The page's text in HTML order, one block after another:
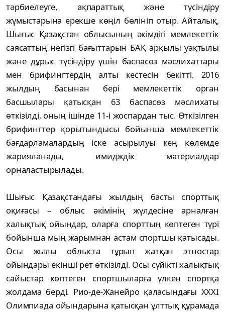
тәрбиелеуге, ақпараттық және түсіндіру
жұмыстарына ерекше көңіл бөлініп отыр. Айталық,
Шығыс Қазақстан облысының әкімдігі мемлекеттік
саясаттың негізгі бағыттарын БАҚ арқылы уақтылы
және дұрыс түсіндіру үшін баспасөз мәслихаттары
мен брифингтердің алты кестесін бекітті. 2016
жылдың басынан бері мемлекеттік орган
басшылары қатысқан 63 баспасөз мәслихаты
өткізілді, оның ішінде 11-і жоспардан тыс. Өткізілген
брифингтер қорытындысы бойынша мемлекеттік
бағдарламалардың іске асырылуы кең көлемде
жарияланады, имидждік материалдар
орналастырылады.
Шығыс Қазақстандағы жылдың басты спорттық
оқиғасы – облыс әкімінің жүлдесіне арналған
халықтық ойындар, оларға спорттың көптеген түрі
бойынша мың жарымнан астам спортшы қатысады.
Осы жылы облыста тұрып жатқан этностар
ойындары екінші рет өткізілді. Осы сүйікті халықтық
сайыстар көптеген спортшыларға үлкен спортқа
жолдама берді. Рио-де-Жанейро қаласындағы ХХХІ
Олимпиада ойындарына қатысқан ұлттық құрамада